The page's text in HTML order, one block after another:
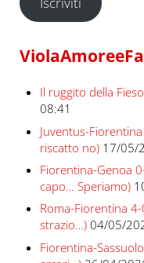
Il ruggito della
08:41
Juventus-
riscatto no) 17/05/
Fiorentina-Genoa
capo… Speriamo)
Roma-Fiorentina
strazio…) 04/05/
Fiorentina-